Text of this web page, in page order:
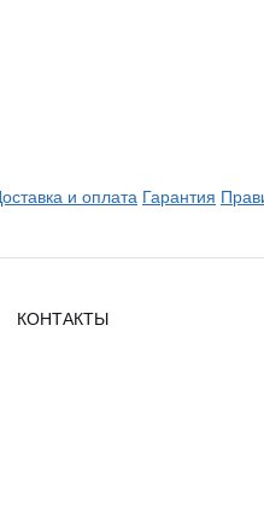
и оплата Гарантия
КОНТАКТЫ